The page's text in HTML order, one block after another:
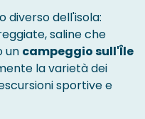
diverso dell'isola:
saline che
un campeggio sull'Île
la varietà dei
sportive e